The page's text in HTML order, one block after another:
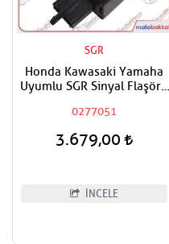
SGR
Honda Kawasaki Yamaha
Uyumlu SGR Sinyal Flaşörü
0277051
3.679,00
İNCELE